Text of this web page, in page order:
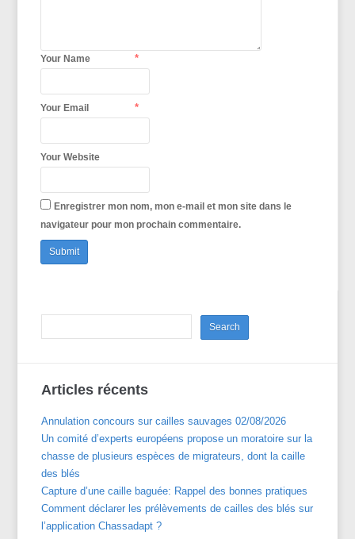
Your Name *
Your Email *
Your Website
Enregistrer mon nom, mon e-mail et mon site dans le
navigateur pour mon prochain commentaire.
Articles récents
Annulation concours sur cailles sauvages 02/08/2026
Un comité d’experts européens propose un moratoire sur la
chasse de plusieurs espèces de migrateurs, dont la caille
des blés
Capture d’une caille baguée: Rappel des bonnes pratiques
Comment déclarer les prélèvements de cailles des blés sur
l’application Chassadapt ?